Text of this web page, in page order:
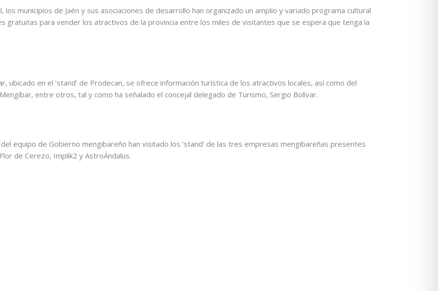
los municipios de Jaén y sus asociaciones de desarrollo han organizado un amplio y variado programa cultural
gratuitas para vender los atractivos de la provincia entre los miles de visitantes que se espera que tenga la
ubicado en el ‘stand’ de Prodecan, se ofrece información turística de los atractivos locales, así como del
entre otros, tal y como ha señalado el concejal delegado de Turismo, Sergio Bolívar.
equipo de Gobierno mengibareño han visitado los ‘stand’ de las tres empresas mengibareñas presentes
de Cerezo, Implik2 y AstroÁndalus.